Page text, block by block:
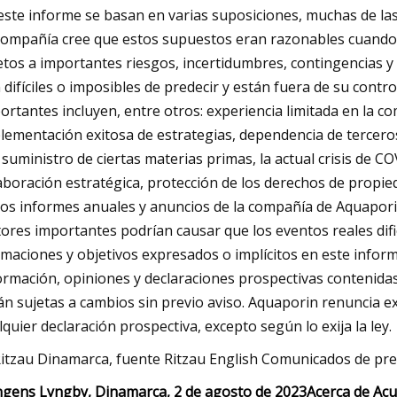
informe se basan en varias suposiciones, muchas de
cree que estos supuestos eran razonables
a importantes riesgos, incertidumbres, contingencias
difíciles o imposibles de predecir y están fuera de su
incluyen, entre otros: experiencia limitada en la
exitosa de estrategias, dependencia de
de ciertas materias primas, la actual crisis de
estratégica, protección de los derechos de
informes anuales y anuncios de la compañía de
importantes podrían causar que los eventos reales
y objetivos expresados ​​o implícitos en este
opiniones y declaraciones prospectivas
sujetas a cambios sin previo aviso. Aquaporin renuncia
declaración prospectiva, excepto según lo exija la ley.
Dinamarca, fuente Ritzau English Comunicados de
Lyngby, Dinamarca, 2 de agosto de 2023Acerca de